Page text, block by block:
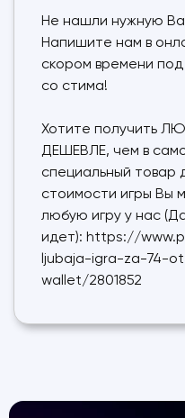
Не нашли нужную
Напишите нам в
скором времени
со стима!
Хотите получить
ДЕШЕВЛЕ, чем в
специальный товар
стоимости игры Вы
любую игру у нас
идет): https://
ljubaja-igra-za-74-
wallet/2801852